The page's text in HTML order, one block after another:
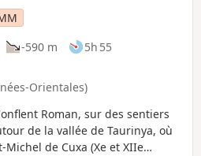
-590 m
5h 55
Orientales)
Roman, sur des sentiers
de la vallée de Taurinya, où
de Cuxa (Xe et XIIe